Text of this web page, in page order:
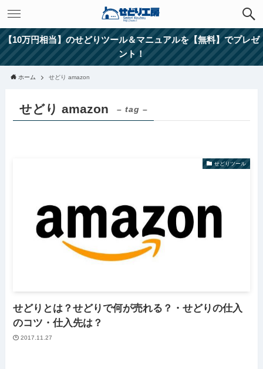
【10万円相当】のせどりツール＆マニュアルを【無料】でプレゼ
ント！
ホーム せどり amazon
せどり amazon – tag –
せどりツール
せどりとは？せどりで何が売れる？・せどりの仕入
のコツ・仕入先は？
2017.11.27